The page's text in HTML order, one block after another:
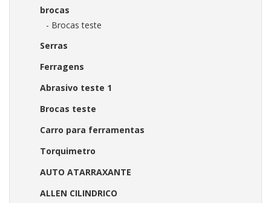
brocas
- Brocas teste
Serras
Ferragens
Abrasivo teste 1
Brocas teste
Carro para ferramentas
Torquimetro
AUTO ATARRAXANTE
ALLEN CILINDRICO